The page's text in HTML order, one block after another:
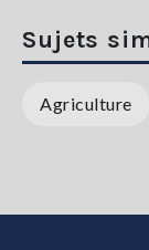
Sujets
Agriculture